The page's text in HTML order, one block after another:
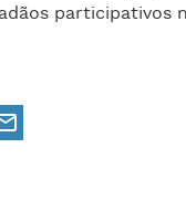
participativos